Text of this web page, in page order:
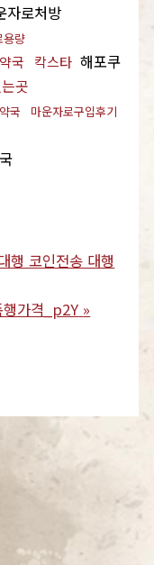
자로처방
용량
국 칵스타 해포쿠
곳
국 마운자로구입후기
행 코인전송 대행
가격_p2Y »